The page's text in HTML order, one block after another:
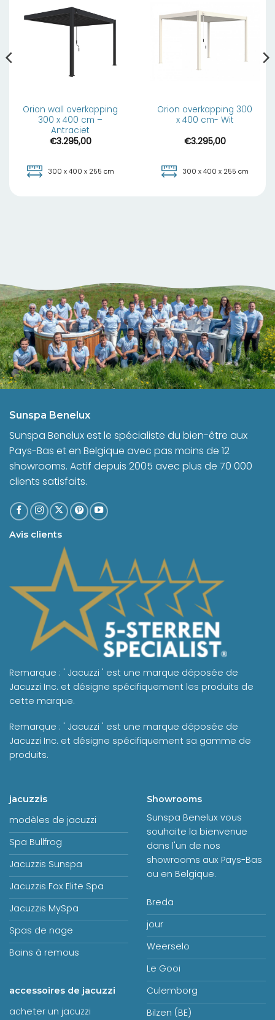
Orion wall overkapping
300 x 400 cm –
Antraciet
€3.295,00
300 x 400 x 255 cm
Orion overkapping 300
x 400 cm- Wit
€3.295,00
300 x 400 x 255 cm
Sunspa Benelux
Sunspa Benelux est le spécialiste du bien-être aux
Pays-Bas et en Belgique avec pas moins de 12
showrooms. Actif depuis 2005 avec plus de 70 000
clients satisfaits.
Avis clients
Remarque : ' Jacuzzi ' est une marque déposée de
Jacuzzi Inc. et désigne spécifiquement les produits de
cette marque.
Remarque : ' Jacuzzi ' est une marque déposée de
Jacuzzi Inc. et désigne spécifiquement sa gamme de
produits.
jacuzzis
modèles de jacuzzi
Spa Bullfrog
Jacuzzis Sunspa
Jacuzzis Fox Elite Spa
Jacuzzis MySpa
Spas de nage
Bains à remous
accessoires de jacuzzi
acheter un jacuzzi
Showrooms
Sunspa Benelux vous
souhaite la bienvenue
dans l'un de nos
showrooms aux Pays-Bas
ou en Belgique.
Breda
jour
Weerselo
Le Gooi
Culemborg
Bilzen (BE)